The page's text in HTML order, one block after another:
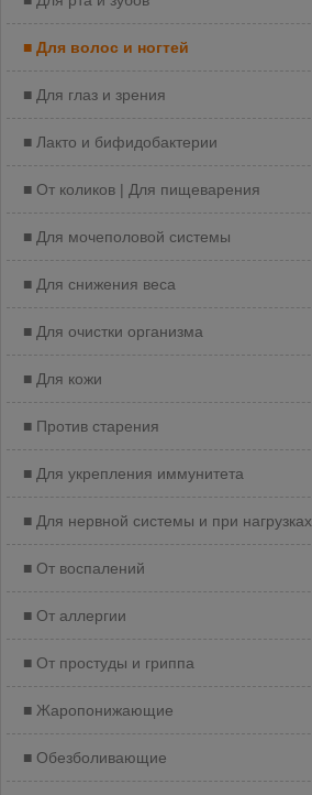
Для волос и ногтей
Для глаз и зрения
Лакто и бифидобактерии
От коликов | Для пищеварения
Для мочеполовой системы
Для снижения веса
Для очистки организма
Для кoжи
Против старения
Для укрепления иммунитета
Для нервной системы и при нагрузках
От воспалений
От аллергии
От простуды и гриппа
Жаропонижающие
Обезболивающие